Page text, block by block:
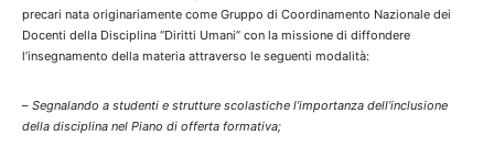
precari nata originariamente come Gruppo di Coordinamento Nazionale dei
Docenti della Disciplina “Diritti Umani” con la missione di diffondere
l’insegnamento della materia attraverso le seguenti modalità:
– Segnalando a studenti e strutture scolastiche l’importanza dell’inclusione
della disciplina nel Piano di offerta formativa;